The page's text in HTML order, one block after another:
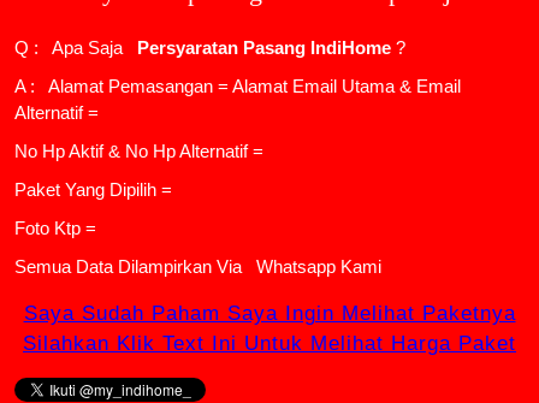
Q : Apa Saja Persyaratan Pasang IndiHome ?
A : Alamat Pemasangan = Alamat Email Utama & Email
Alternatif =
No Hp Aktif & No Hp Alternatif =
Paket Yang Dipilih =
Foto Ktp =
Semua Data Dilampirkan Via
Whatsapp Kami
Saya Sudah Paham Saya Ingin Melihat Paketnya
Silahkan Klik Text Ini Untuk Melihat Harga Paket